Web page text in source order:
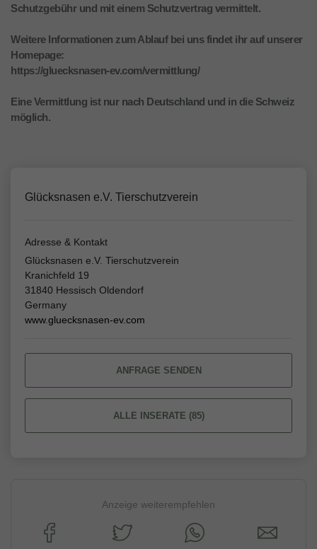
Schutzgebühr und mit einem Schutzvertrag vermittelt.
Weitere Informationen zum Ablauf bei uns findet ihr auf unserer
Homepage:
https://gluecksnasen-ev.com/vermittlung/
Eine Vermittlung ist nur nach Deutschland und in die Schweiz
möglich.
Glücksnasen e.V. Tierschutzverein
Adresse & Kontakt
Glücksnasen e.V. Tierschutzverein
Kranichfeld 19
31840 Hessisch Oldendorf
Germany
www.gluecksnasen-ev.com
ANFRAGE SENDEN
ALLE INSERATE (85)
Anzeige weiterempfehlen